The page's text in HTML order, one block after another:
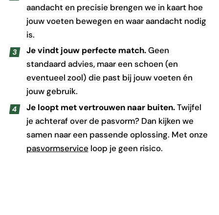
aandacht en precisie brengen we in kaart hoe
jouw voeten bewegen en waar aandacht nodig
is.
Je vindt jouw perfecte match.Geen
standaard advies, maar een schoen (en
eventueel zool) die past bij jouw voeten én
jouw gebruik.
Je loopt met vertrouwen naar buiten.Twijfel
je achteraf over de pasvorm? Dan kijken we
samen naar een passende oplossing. Met onze
pasvormserviceloop je geen risico.